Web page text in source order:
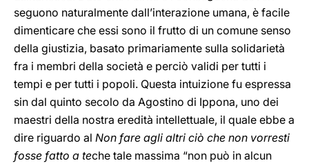
seguono naturalmente dall’interazione umana, è facile
dimenticare che essi sono il frutto di un comune senso
della giustizia, basato primariamente sulla solidarietà
fra i membri della società e perciò validi per tutti i
tempi e per tutti i popoli. Questa intuizione fu espressa
sin dal quinto secolo da Agostino di Ippona, uno dei
maestri della nostra eredità intellettuale, il quale ebbe a
dire riguardo al Non fare agli altri ciò che non vorresti
fosse fatto a teche tale massima “non può in alcun